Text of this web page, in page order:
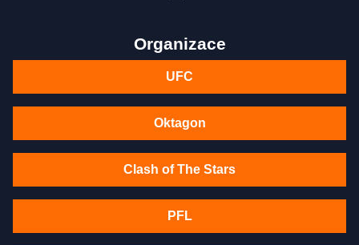
Organizace
UFC
Oktagon
Clash of The Stars
PFL